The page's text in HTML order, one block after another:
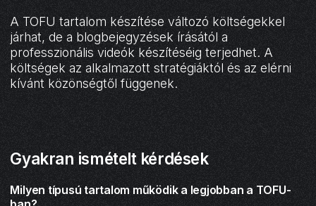
A TOFU tartalom készítése változó költségekkel
járhat, de a blogbejegyzések írásától a
professzionális videók készítéséig terjedhet. A
költségek az alkalmazott stratégiáktól és az elérni
kívánt közönségtől függenek.
Gyakran ismételt kérdések
Milyen típusú tartalom működik a legjobban a TOFU-